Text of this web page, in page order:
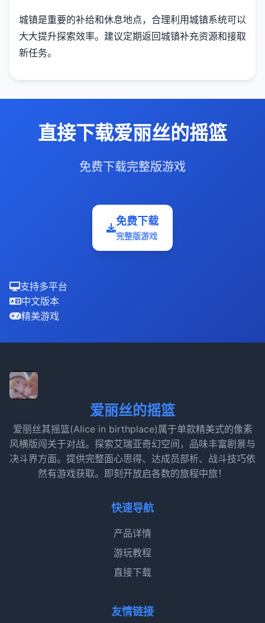
城镇是重要的补给和休息地点，合理利用城镇系统可以
大大提升探索效率。建议定期返回城镇补充资源和接取
新任务。
直接下载爱丽丝的摇篮
免费下载完整版游戏
免费下载
完整版游戏
支持多平台
中文版本
精美游戏
爱丽丝的摇篮
爱丽丝其摇篮(Alice in birthplace)属于单款精美式的像素
风横版闯关于对战。探索艾瑞亚奇幻空间，品味丰富剧景与
决斗界方面。提供完整面心思得、达成员部析、战斗技巧依
然有游戏获取。即刻开放启各数的旅程中旅！
快速导航
产品详情
游玩教程
直接下载
友情链接